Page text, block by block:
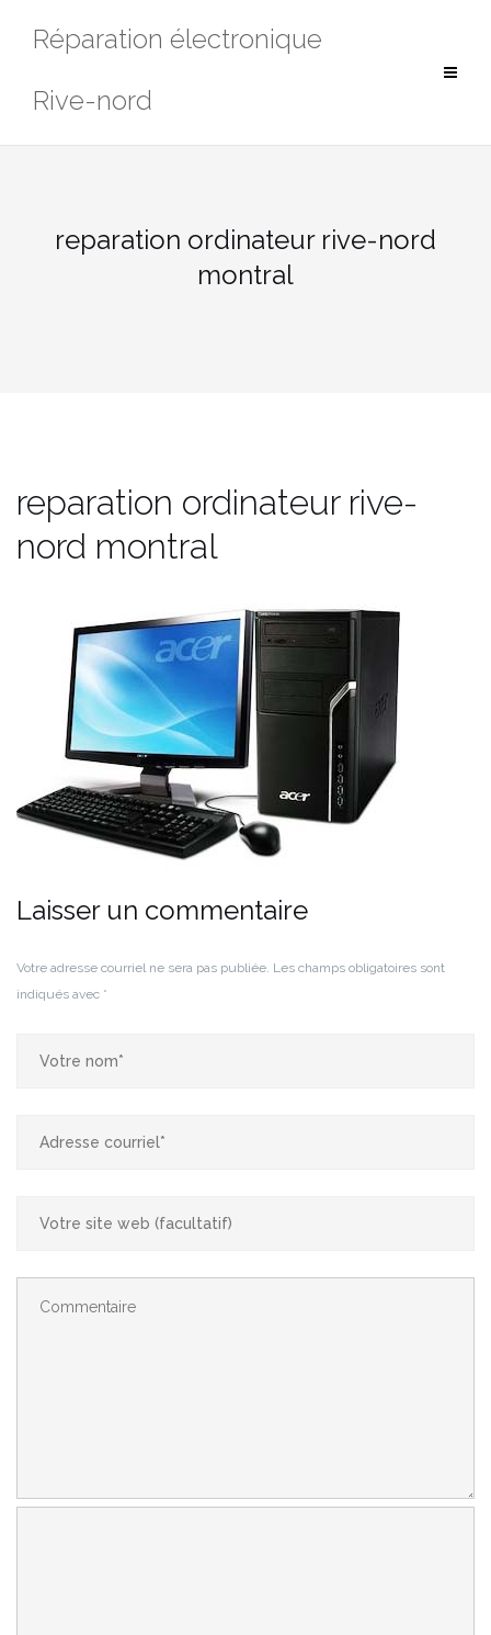
Réparation électronique
Rive-nord
reparation ordinateur rive-nord
montral
reparation ordinateur rive-
nord montral
Laisser un commentaire
Votre adresse courriel ne sera pas publiée. Les champs obligatoires sont
indiqués avec *